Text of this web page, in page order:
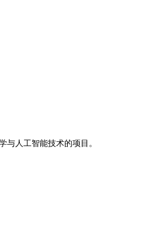
人工智能技术的项目。